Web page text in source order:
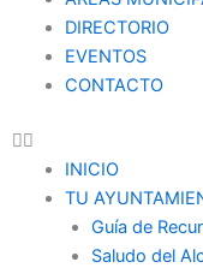
DIRECTORIO
EVENTOS
CONTACTO
INICIO
TU
Guía de
Saludo del